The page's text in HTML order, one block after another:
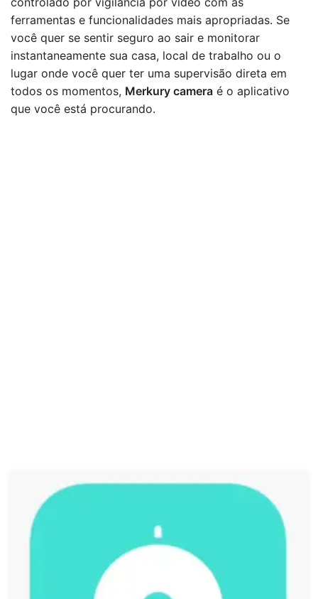
ferramentas e funcionalidades mais apropriadas. Se
você quer se sentir seguro ao sair e monitorar
instantaneamente sua casa, local de trabalho ou o
lugar onde você quer ter uma supervisão direta em
todos os momentos, Merkury camera é o aplicativo
que você está procurando.